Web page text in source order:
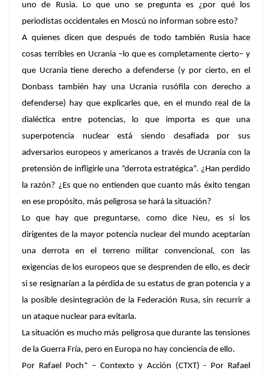
uno de Rusia. Lo que uno se pregunta es ¿por qué los
periodistas occidentales en Moscú no informan sobre esto?
A quienes dicen que después de todo también Rusia hace
cosas terribles en Ucrania –lo que es completamente cierto– y
que Ucrania tiene derecho a defenderse (y por cierto, en el
Donbass también hay una Ucrania rusófila con derecho a
defenderse) hay que explicarles que, en el mundo real de la
dialéctica entre potencias, lo que importa es que una
superpotencia nuclear está siendo desafiada por sus
adversarios europeos y americanos a través de Ucrania con la
pretensión de infligirle una “derrota estratégica”. ¿Han perdido
la razón? ¿Es que no entienden que cuanto más éxito tengan
en ese propósito, más peligrosa se hará la situación?
Lo que hay que preguntarse, como dice Neu, es si los
dirigentes de la mayor potencia nuclear del mundo aceptarían
una derrota en el terreno militar convencional, con las
exigencias de los europeos que se desprenden de ello, es decir
si se resignarían a la pérdida de su estatus de gran potencia y a
la posible desintegración de la Federación Rusa, sin recurrir a
un ataque nuclear para evitarla.
La situación es mucho más peligrosa que durante las tensiones
de la Guerra Fría, pero en Europa no hay conciencia de ello.
Por Rafael Poch* –Contexto y Acción (CTXT) - Por Rafael